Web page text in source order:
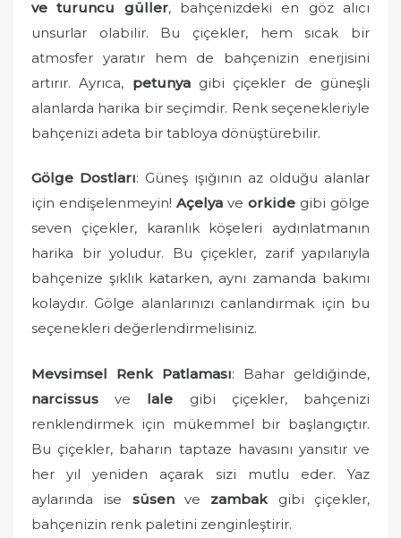
ve turuncu güller, bahçenizdeki en göz alıcı
unsurlar olabilir. Bu çiçekler, hem sıcak bir
atmosfer yaratır hem de bahçenizin enerjisini
artırır. Ayrıca, petunyagibi çiçekler de güneşli
alanlarda harika bir seçimdir. Renk seçenekleriyle
bahçenizi adeta bir tabloya dönüştürebilir.
Gölge Dostları: Güneş ışığının az olduğu alanlar
için endişelenmeyin! Açelya ve orkide gibi gölge
seven çiçekler, karanlık köşeleri aydınlatmanın
harika bir yoludur. Bu çiçekler, zarif yapılarıyla
bahçenize şıklık katarken, aynı zamanda bakımı
kolaydır. Gölge alanlarınızı canlandırmak için bu
seçenekleri değerlendirmelisiniz.
Mevsimsel Renk Patlaması: Bahar geldiğinde,
narcissus ve lale gibi çiçekler, bahçenizi
renklendirmek için mükemmel bir başlangıçtır.
Bu çiçekler, baharın taptaze havasını yansıtır ve
her yıl yeniden açarak sizi mutlu eder. Yaz
aylarında ise süsenve zambak gibi çiçekler,
bahçenizin renk paletini zenginleştirir.